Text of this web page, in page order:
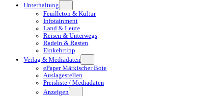
Unterhaltung
Feuilleton & Kultur
Infotainment
Land & Leute
Reisen & Unterwegs
Radeln & Rasten
Einkehrtipp
Verlag & Mediadaten
ePaper Märkischer Bote
Auslagestellen
Preisliste / Mediadaten
Anzeigen